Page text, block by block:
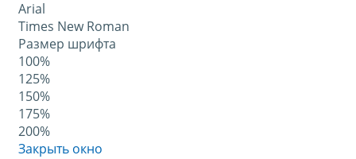
Arial
Times New Roman
Размер шрифта
100%
125%
150%
175%
200%
Закрыть окно